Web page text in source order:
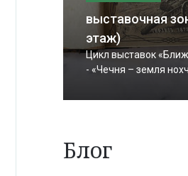
выставочная
этаж)
Цикл выставок
- «Чечня – земля
Блог